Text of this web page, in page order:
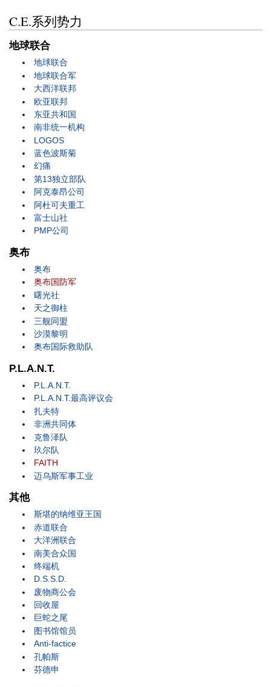
C.E.系列势力
地球联合
地球联合
地球联合军
大西洋联邦
欧亚联邦
东亚共和国
南非统一机构
LOGOS
蓝色波斯菊
幻痛
第13独立部队
阿克泰昂公司
阿杜可夫重工
富士山社
PMP公司
奥布
奥布
奥布国防军
曙光社
天之御柱
三舰同盟
沙漠黎明
奥布国际救助队
P.L.A.N.T.
P.L.A.N.T.
P.L.A.N.T.最高评议会
扎夫特
非洲共同体
克鲁泽队
玖尔队
FAITH
迈乌斯军事工业
其他
斯堪的纳维亚王国
赤道联合
大洋洲联合
南美合众国
终端机
D.S.S.D.
废物商公会
回收屋
巨蛇之尾
图书馆馆员
Anti-factice
孔帕斯
芬德申